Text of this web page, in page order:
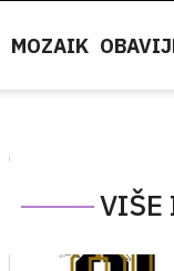
MOZAIK
VIŠE